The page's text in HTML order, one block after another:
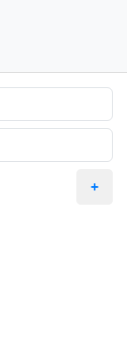
+